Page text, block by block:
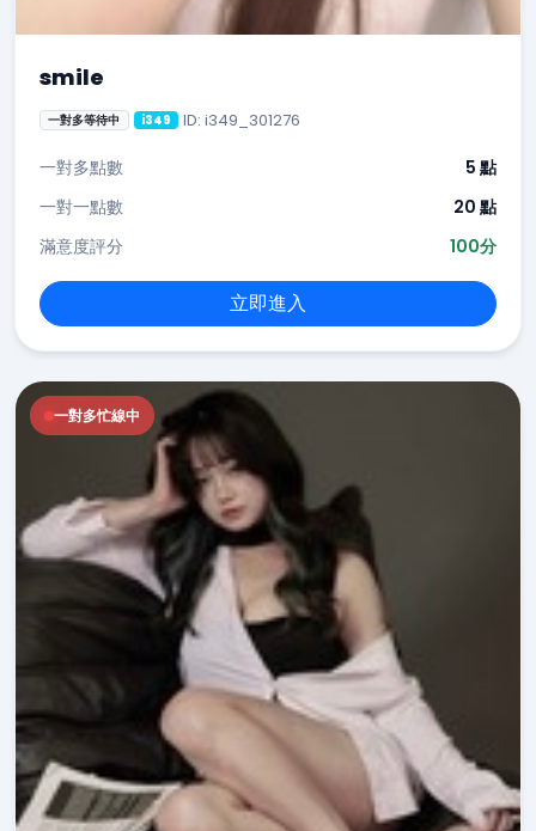
smile
一對多等待中 i349 ID: i349_301276
一對多點數
5 點
一對一點數
20 點
滿意度評分
100分
立即進入
一對多忙線中